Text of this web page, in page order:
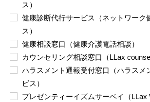
ス）
健康診断代行サービス（ネットワーク
ス）
健康相談窓口（健康介護電話相談）
カウンセリング相談窓口（LLax
ハラスメント通報受付窓口（ハラスメ
ビス）
プレゼンティーイズムサーベイ（LLax